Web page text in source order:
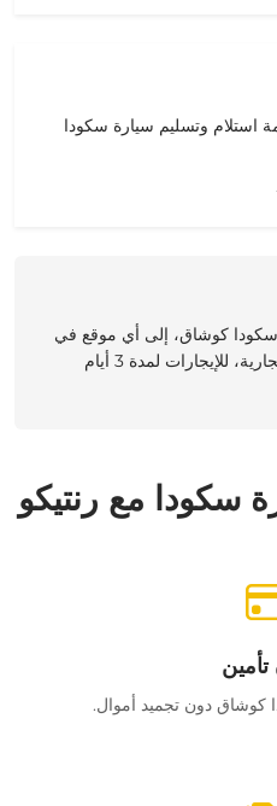
استلام وتسليم سيارة سكودا
سكودا كوشاق، إلى أي موقع في
، من الفنادق إلى المراكز التجارية، للإيجارات لمدة 3 أيام
سكودا مع رنتيكو
كوشاق دون تجميد أموال.